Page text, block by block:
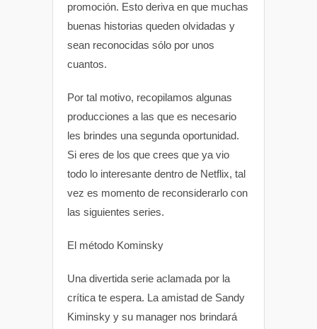
promoción. Esto deriva en que muchas
buenas historias queden olvidadas y
sean reconocidas sólo por unos
cuantos.
Por tal motivo, recopilamos algunas
producciones a las que es necesario
les brindes una segunda oportunidad.
Si eres de los que crees que ya vio
todo lo interesante dentro de Netflix, tal
vez es momento de reconsiderarlo con
las siguientes series.
El método Kominsky
Una divertida serie aclamada por la
crítica te espera. La amistad de Sandy
Kiminsky y su manager nos brindará